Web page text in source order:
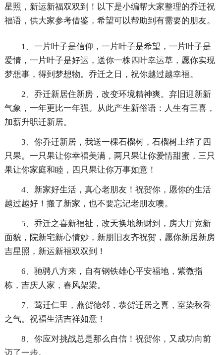
星照，新运新福双双到！以下是小编帮大家整理的乔迁祝
福语，供大家参考借鉴，希望可以帮助到有需要的朋友。
1、一片叶子是信仰，一片叶子是希望，一片叶子是
爱情，一片叶子是好运，送你一株四叶幸运草，愿你实现
梦想事，得到梦想物。乔迁之日，祝你越过越幸福。
2、乔迁新居住新房，改变环境精神爽。弃旧迎新新
气象，一年更比一年强。从此产生新俗语：人生有三喜，
加薪升职迁新居。
3、你乔迁新居，我送一棵石榴树，石榴树上结了四
只果。一只果让你幸福美满，两只果让你爱情甜蜜，三只
果让你家庭和睦，四只果让你万事如意！
4、新家好生活，真心老朋友！祝贺你，愿你的生活
越过越好！搬了新家，也不要忘记老朋友噢。
5、乔迁之喜新福祉，改天换地新财到，房大厅宽新
面貌，院新宅新心情妙，新朋旧友齐祝贺，愿你新居新房
吉星照，新运新福双双到！
6、驰骋八方来，自有钢铁雄心平安福地，紫微指
栋，吉庆人家，春风架梁。
7、莺迁仁里，燕贺德邻，恭贺迁居之喜，室染秋香
之气。祝福生活吉祥如意！
8、你应对挑战总是那么自信！祝贺你，又成功向前
迈了一步。